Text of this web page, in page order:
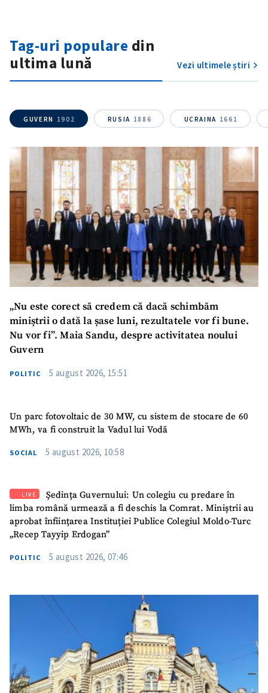
SUSȚINE
Tag-uri populare din
ultima lună
Vezi ultimele știri
GUVERN 1902 RUSIA 1886 UCRAINA 1661
„Nu este corect să credem că dacă schimbăm
miniștrii o dată la șase luni, rezultatele vor fi bune.
Nu vor fi”. Maia Sandu, despre activitatea noului
Guvern
POLITIC 5 august 2026, 15:51
Un parc fotovoltaic de 30 MW, cu sistem de stocare de 60
MWh, va fi construit la Vadul lui Vodă
SOCIAL 5 august 2026, 10:58
LIVE
Ședința Guvernului: Un colegiu cu predare în
limba română urmează a fi deschis la Comrat. Miniștrii au
aprobat înființarea Instituției Publice Colegiul Moldo-Turc
„Recep Tayyip Erdogan”
POLITIC 5 august 2026, 07:46